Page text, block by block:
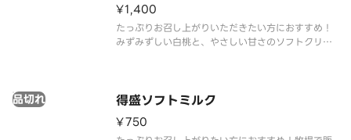
¥1,400
たっぷりお召し上がりいただきたい方におすすめ！
みずみずしい白桃と、やさしい甘さのソフトクリー
得盛ソフトミルク
品切れ
¥750